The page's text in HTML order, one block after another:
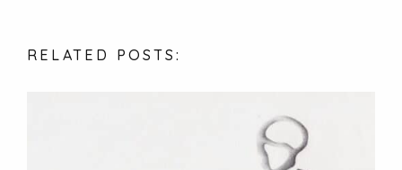
RELATED POSTS: